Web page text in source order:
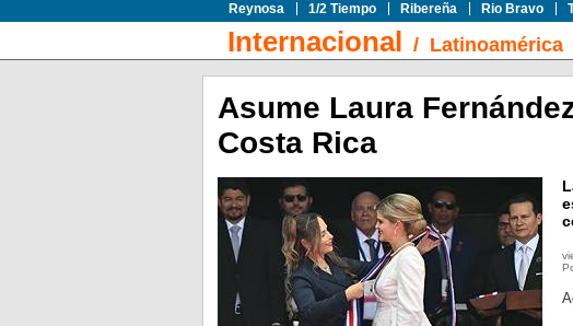
Reynosa
1/2 Tiempo Ribereña Rio Bravo
Internacional / Latinoamérica
Asume Laura
Costa Rica